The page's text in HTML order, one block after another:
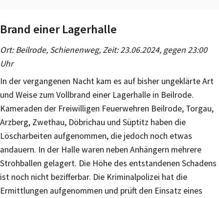
Brand einer Lagerhalle
Ort: Beilrode, Schienenweg, Zeit: 23.06.2024, gegen 23:00
Uhr
In der vergangenen Nacht kam es auf bisher ungeklärte Art
und Weise zum Vollbrand einer Lagerhalle in Beilrode.
Kameraden der Freiwilligen Feuerwehren Beilrode, Torgau,
Arzberg, Zwethau, Döbrichau und Süptitz haben die
Löscharbeiten aufgenommen, die jedoch noch etwas
andauern. In der Halle waren neben Anhängern mehrere
Strohballen gelagert. Die Höhe des entstandenen Schadens
ist noch nicht bezifferbar. Die Kriminalpolizei hat die
Ermittlungen aufgenommen und prüft den Einsatz eines